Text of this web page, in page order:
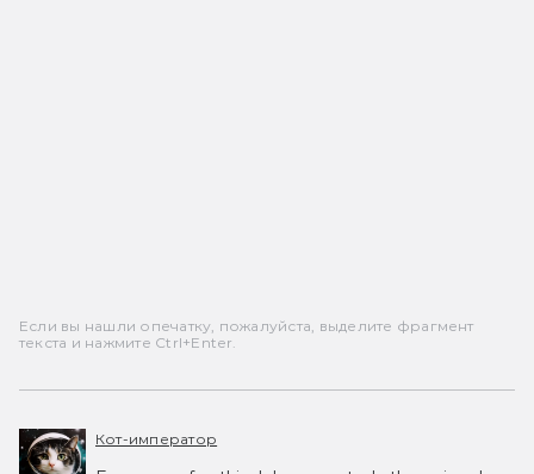
Если вы нашли опечатку, пожалуйста, выделите фрагмент
текста и нажмите Ctrl+Enter.
Кот-император